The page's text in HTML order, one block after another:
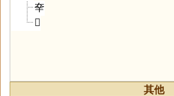
㚔
𠬜
其他